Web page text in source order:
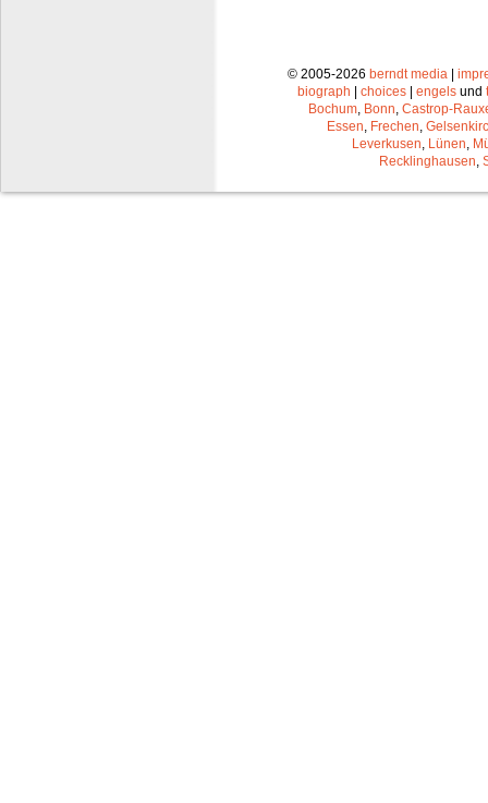
© 2005-2026 berndt media |
biograph | choices | engels und
Bochum Bonn Castrop-
Essen Frechen
Leverkusen Lünen
Recklinghausen